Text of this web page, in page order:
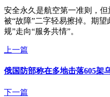
安全永久是航空第一准则，
被“故障”二字轻易擦掉。期
规”走向“服务共情”。
上一篇
俄国防部称在多地击落605架
下一篇